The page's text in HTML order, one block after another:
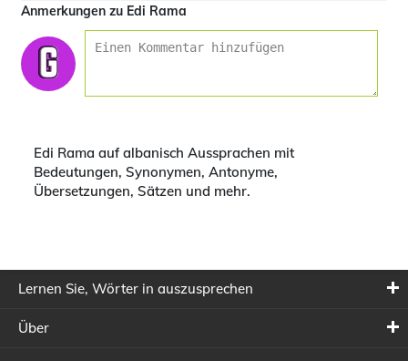
Anmerkungen zu Edi Rama
Edi Rama auf albanisch Aussprachen mit
Bedeutungen, Synonymen, Antonyme,
Übersetzungen, Sätzen und mehr.
Lernen Sie, Wörter in auszusprechen
Über